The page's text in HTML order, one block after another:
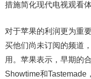
措施简化现代电视观看体
对于苹果的利润更为重
买他们尚未订阅的频道
用。苹果表示，早期的
Showtime和Tastemade